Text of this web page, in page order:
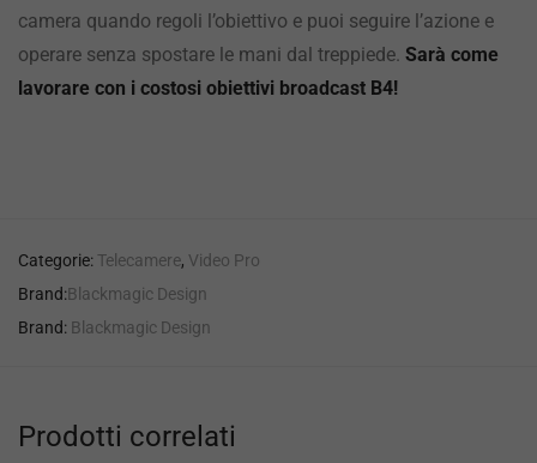
camera quando regoli l’obiettivo e puoi seguire l’azione e
operare senza spostare le mani dal treppiede. Sarà come
lavorare con i costosi obiettivi broadcast B4!
Categorie: Telecamere, Video Pro
Brand:Blackmagic Design
Brand: Blackmagic Design
Prodotti correlati